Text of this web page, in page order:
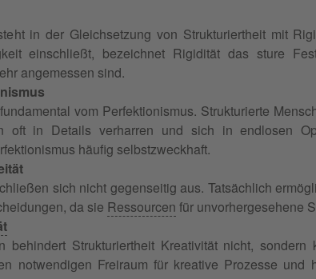
in der Gleichsetzung von Strukturiertheit mit
einschließt, bezeichnet Rigidität das sture
angemessen sind.
vom Perfektionismus. Strukturierte
oft in Details verharren und sich in endlosen
häufig selbstzweckhaft.
sich nicht gegenseitig aus. Tatsächlich
da sie Ressourcen für unvorhergesehene
behindert Strukturiertheit Kreativität nicht, sondern
notwendigen Freiraum für kreative Prozesse und